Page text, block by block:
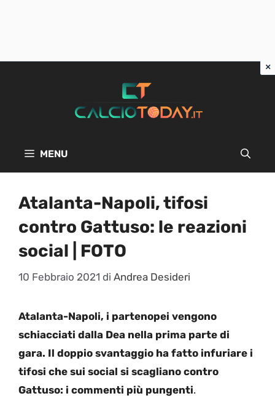
MENU
Atalanta-Napoli, tifosi
contro Gattuso: le reazioni
social | FOTO
10 Febbraio 2021 di Andrea Desideri
Atalanta-Napoli, i partenopei vengono
schiacciati dalla Dea nella prima parte di
gara. Il doppio svantaggio ha fatto infuriare i
tifosi che sui social si scagliano contro
Gattuso: i commenti più pungenti.